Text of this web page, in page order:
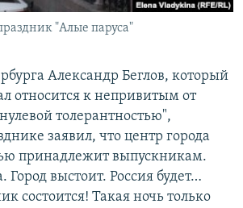
"Алые паруса"
Александр Беглов, который
относится к непривитым от
толерантностью",
заявил, что центр города
принадлежит выпускникам.
Город выстоит. Россия будет…
состоится! Такая ночь только